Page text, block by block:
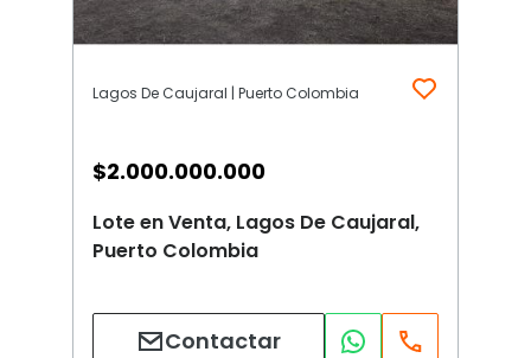
Lagos De Caujaral | Puerto Colombia
$2.000.000.000
Lote en Venta, Lagos De Caujaral,
Puerto Colombia
Contactar